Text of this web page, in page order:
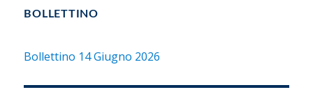
BOLLETTINO
Bollettino 14 Giugno 2026